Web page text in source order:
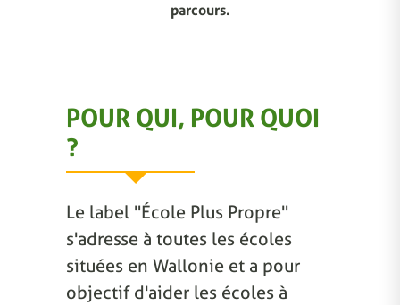
parcours.
POUR QUI, POUR QUOI
?
Le label "École Plus Propre"
s'adresse à toutes les écoles
situées en Wallonie et a pour
objectif d'aider les écoles à